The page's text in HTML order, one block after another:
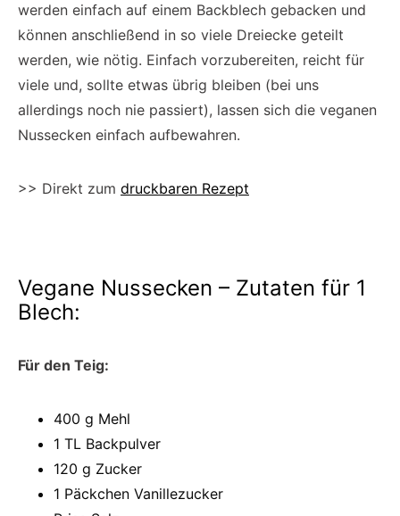
werden einfach auf einem Backblech gebacken und
können anschließend in so viele Dreiecke geteilt
werden, wie nötig. Einfach vorzubereiten, reicht für
viele und, sollte etwas übrig bleiben (bei uns
allerdings noch nie passiert), lassen sich die veganen
Nussecken einfach aufbewahren.
>> Direkt zum druckbaren Rezept
Vegane Nussecken – Zutaten für 1
Blech:
Für den Teig:
400 g Mehl
1 TL Backpulver
120 g Zucker
1 Päckchen Vanillezucker